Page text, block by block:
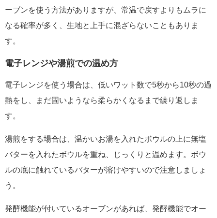
ーブンを使う方法がありますが、常温で戻すよりもムラに
なる確率が多く、生地と上手に混ざらないこともありま
す。
電子レンジや湯煎での温め方
電子レンジを使う場合は、低いワット数で5秒から10秒の過
熱をし、まだ固いようなら柔らかくなるまで繰り返しま
す。
湯煎をする場合は、温かいお湯を入れたボウルの上に無塩
バターを入れたボウルを重ね、じっくりと温めます。ボウ
ルの底に触れているバターが溶けやすいので注意しましょ
う。
発酵機能が付いているオーブンがあれば、発酵機能でオー